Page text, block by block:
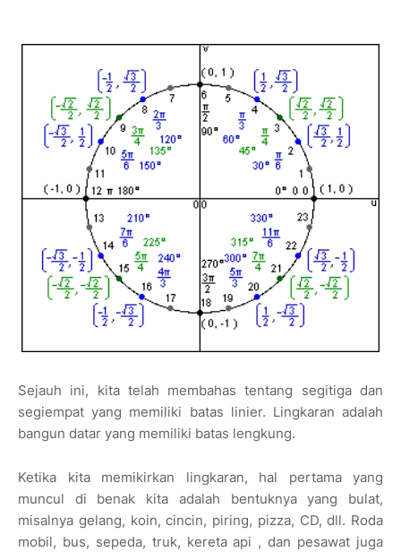
Sejauh ini, kita telah membahas tentang segitiga dan
segiempat yang memiliki batas linier. Lingkaran adalah
bangun datar yang memiliki batas lengkung.
Ketika kita memikirkan lingkaran, hal pertama yang
muncul di benak kita adalah bentuknya yang bulat,
misalnya gelang, koin, cincin, piring, pizza, CD, dll. Roda
mobil, bus, sepeda, truk, kereta api , dan pesawat juga